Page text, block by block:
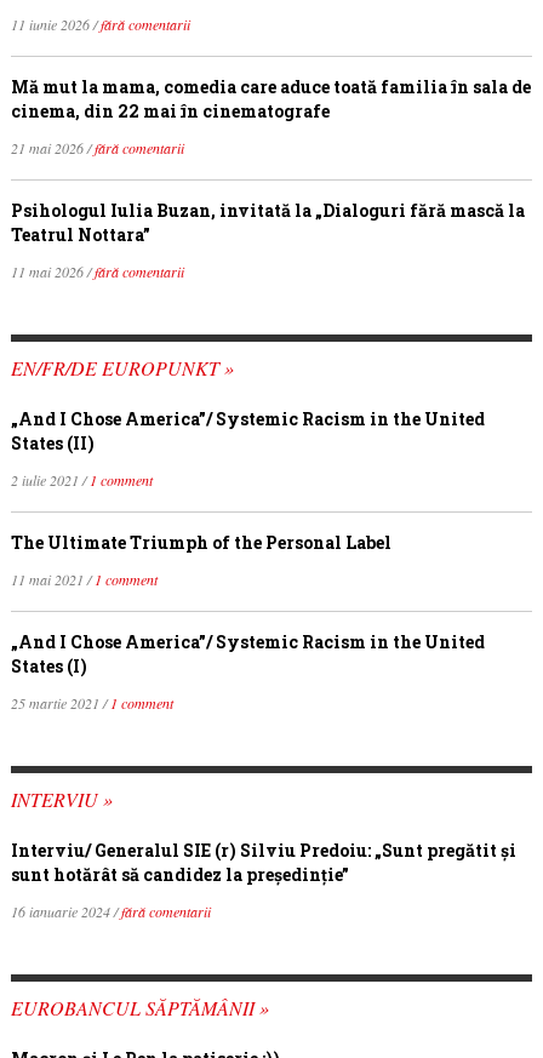
11 iunie 2026 /fără comentarii
Mă mut la mama, comedia care aduce toată familia în sala de
cinema, din 22 mai în cinematografe
21 mai 2026 /fără comentarii
Psihologul Iulia Buzan, invitată la „Dialoguri fără mască la
Teatrul Nottara”
11 mai 2026 /fără comentarii
EN/FR/DE EUROPUNKT »
„And I Chose America”/ Systemic Racism in the United
States (II)
2 iulie 2021 /1 comment
The Ultimate Triumph of the Personal Label
11 mai 2021 /1 comment
„And I Chose America”/ Systemic Racism in the United
States (I)
25 martie 2021 /1 comment
INTERVIU »
Interviu/ Generalul SIE (r) Silviu Predoiu: „Sunt pregătit și
sunt hotărât să candidez la președinție”
16 ianuarie 2024 /fără comentarii
EUROBANCUL SĂPTĂMÂNII »